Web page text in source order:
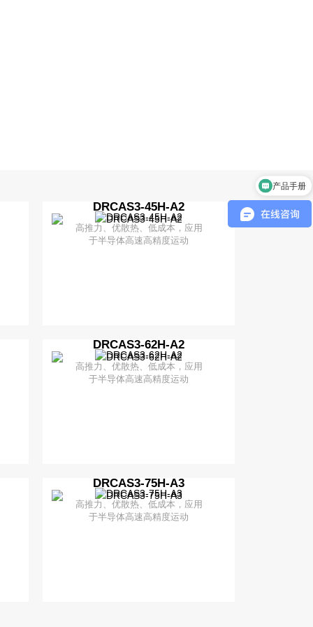
DRCAS3-45H-A2
高推力、优散热、低成本，应用
于半导体高速高精度运动
了解更多 + 加入对比
DRCAS3-62H-A2
高推力、优散热、低成本，应用
于半导体高速高精度运动
了解更多 + 加入对比
DRCAS3-75H-A3
高推力、优散热、低成本，应用
于半导体高速高精度运动
产品手册